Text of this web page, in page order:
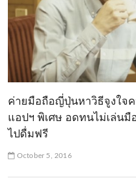
ค่ายมือถือญี่ปุ่นหาวิธีจูงใจ
แอปฯ พิเศษ อดทนไม่เล่นมื
ไปดื่มฟรี
October 5, 2016